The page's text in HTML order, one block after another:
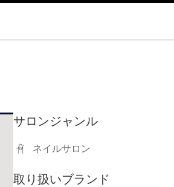
サロンジャンル
ネイルサロン
取り扱いブランド